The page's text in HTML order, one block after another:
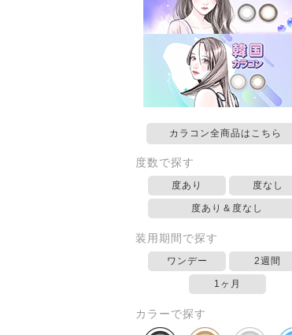
カラコン全商品はこちら
度数で探す
度あり 度なし
度あり＆度なし
装用期間で探す
ワンデー 2週間
1ヶ月
カラーで探す